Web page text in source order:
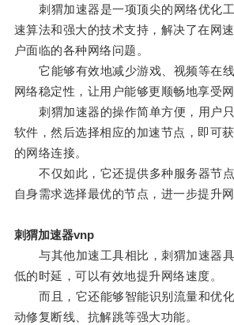
刺猬加速器是一项顶尖的网络优化工
速算法和强大的技术支持，解决了在网
户面临的各种网络问题。
它能够有效地减少游戏、视频等在线
网络稳定性，让用户能够更顺畅地享受网
刺猬加速器的操作简单方便，用户只
软件，然后选择相应的加速节点，即可
的网络连接。
不仅如此，它还提供多种服务器节点
自身需求选择最优的节点，进一步提升
刺猬加速器vnp
与其他加速工具相比，刺猬加速器具
低的时延，可以有效地提升网络速度。
而且，它还能够智能识别流量和优化
动修复断线、抗解跳等强大功能。